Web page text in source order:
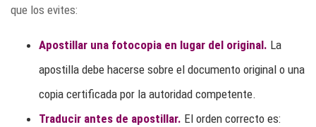
que los evites:
Apostillar una fotocopia en lugar del original. La
apostilla debe hacerse sobre el documento original o una
copia certificada por la autoridad competente.
Traducir antes de apostillar. El orden correcto es: